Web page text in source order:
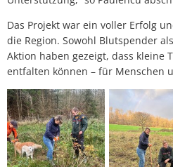
Das Projekt war ein voller Erfolg
die Region. Sowohl Blutspender
Aktion haben gezeigt, dass kleine
entfalten können – für Menschen